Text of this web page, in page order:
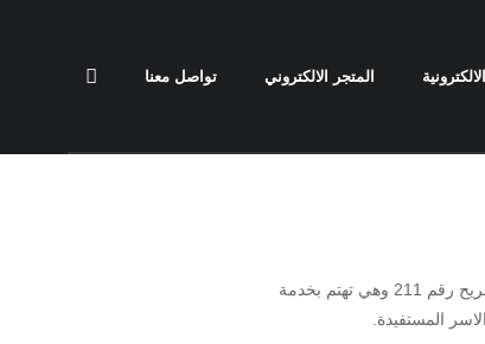
المتجر الالكتروني تواصل معنا
جمعية البرالخيرية بالبجادية هي جمعية خيرية تحت اشراف وزارة الموارد البشرية والتنمية الاجتماعية تأسست عام 1423 بتصريح رقم 211 وهي تهتم بخدمة
المستفيدة.